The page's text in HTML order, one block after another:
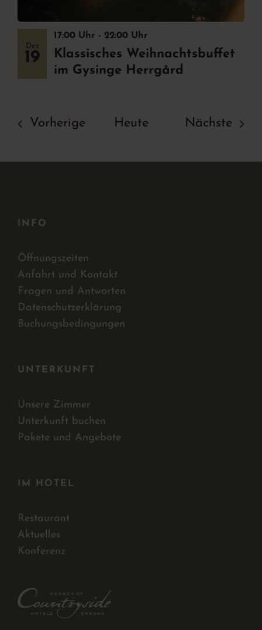
Dez
19
Klassisches Weihnachtsbuffet
im Gysinge Herrgård
17:00 Uhr - 22:00 Uhr
Vorherige Veranstaltung
Heute Nächste
INFO
Öffnungszeiten
Anfahrt und Kontakt
Fragen und Antworten
Datenschutzerklärung
Buchungsbedingungen
UNTERKUNFT
Unsere Zimmer
Unterkunft buchen
Pakete und Angebote
IM HOTEL
Restaurant
Aktuelles
Konferenz